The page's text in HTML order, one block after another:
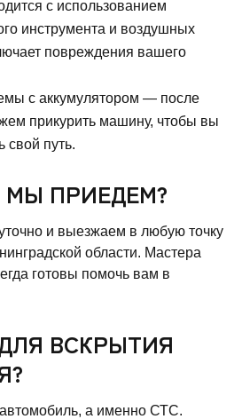
с использованием
инструмента и воздушных
повреждения вашего
с аккумулятором — после
прикурить машину, чтобы вы
свой путь.
ПРИЕДЕМ?
и выезжаем в любую точку
области. Мастера
готовы помочь вам в
ВСКРЫТИЯ
а именно СТС.